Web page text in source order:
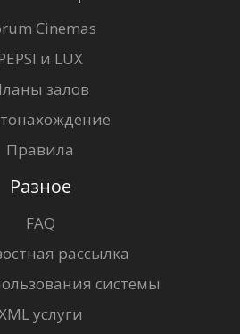
Cinemas
и LUX
залов
Правила
Разное
FAQ
рассылка
системы
услуги